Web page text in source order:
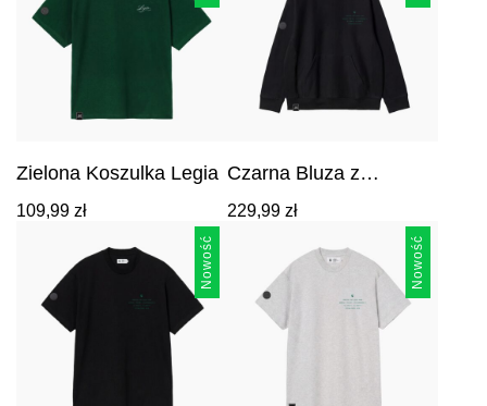
Zielona Koszulka Legia
109,99 złCena:
Czarna Bluza z
Warszawa Footballer
229,99 złCena:
Nowość Nowość